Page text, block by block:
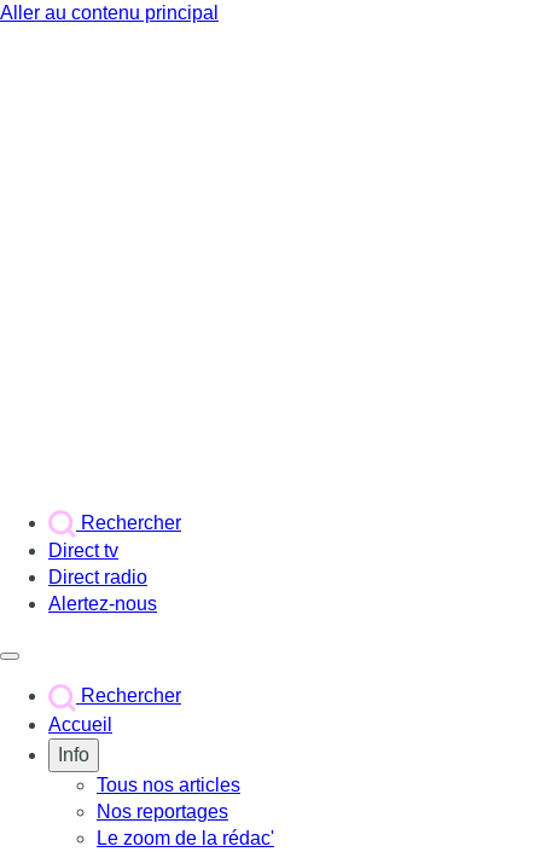
Aller au contenu principal
Rechercher
Direct tv
Direct radio
Alertez-nous
Rechercher
Accueil
Info
Tous nos articles
Nos reportages
Le zoom de la rédac'